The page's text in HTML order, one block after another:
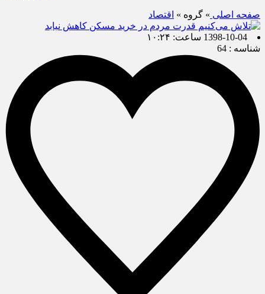
صفحه اصلی » گروه » اقتصاد
1398-10-04 ساعت: ۱۰:۲۴
شناسه : 64